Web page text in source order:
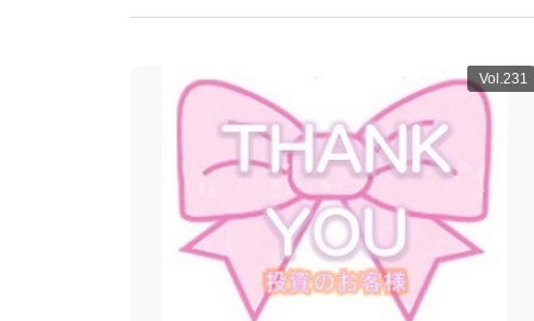
Vol.231